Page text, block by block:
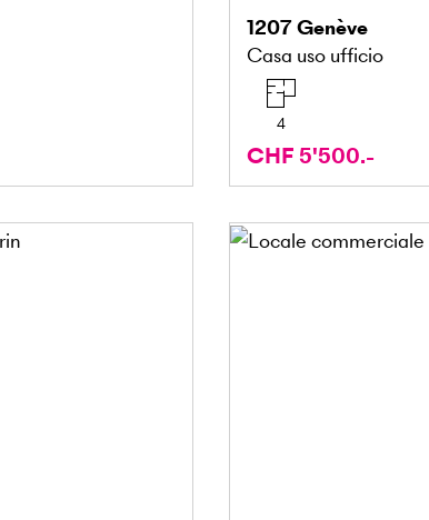
1207Genève
Casa uso ufficio
4
CHF 5'500.-